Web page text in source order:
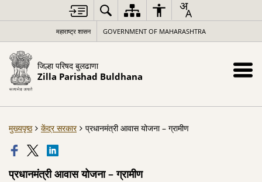
महाराष्ट्र शासन GOVERNMENT OF MAHARASHTRA
जिल्हा परिषद बुलढाणा
Zilla Parishad Buldhana
मुख्यपृष्ठ केंद्र सरकार प्रधानमंत्री आवास योजना – ग्रामीण
प्रधानमंत्री आवास योजना – ग्रामीण